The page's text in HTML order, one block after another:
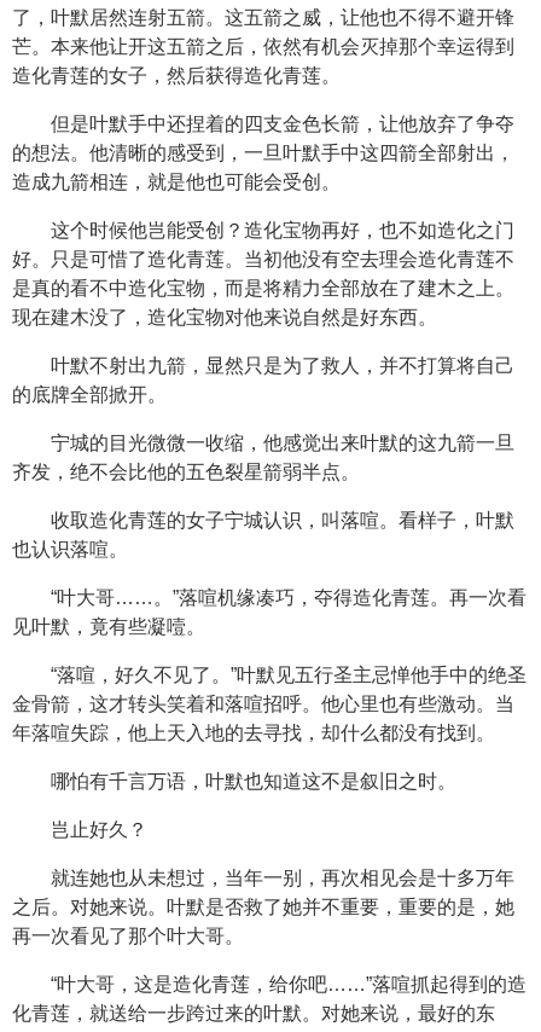
了，叶默居然连射五箭。这五箭之威，让他也不得不避开锋
芒。本来他让开这五箭之后，依然有机会灭掉那个幸运得到
造化青莲的女子，然后获得造化青莲。
但是叶默手中还捏着的四支金色长箭，让他放弃了争夺
的想法。他清晰的感受到，一旦叶默手中这四箭全部射出，
造成九箭相连，就是他也可能会受创。
这个时候他岂能受创？造化宝物再好，也不如造化之门
好。只是可惜了造化青莲。当初他没有空去理会造化青莲不
是真的看不中造化宝物，而是将精力全部放在了建木之上。
现在建木没了，造化宝物对他来说自然是好东西。
叶默不射出九箭，显然只是为了救人，并不打算将自己
的底牌全部掀开。
宁城的目光微微一收缩，他感觉出来叶默的这九箭一旦
齐发，绝不会比他的五色裂星箭弱半点。
收取造化青莲的女子宁城认识，叫落喧。看样子，叶默
也认识落喧。
“叶大哥……。”落喧机缘凑巧，夺得造化青莲。再一次看
见叶默，竟有些凝噎。
“落喧，好久不见了。”叶默见五行圣主忌惮他手中的绝圣
金骨箭，这才转头笑着和落喧招呼。他心里也有些激动。当
年落喧失踪，他上天入地的去寻找，却什么都没有找到。
哪怕有千言万语，叶默也知道这不是叙旧之时。
岂止好久？
就连她也从未想过，当年一别，再次相见会是十多万年
之后。对她来说。叶默是否救了她并不重要，重要的是，她
再一次看见了那个叶大哥。
“叶大哥，这是造化青莲，给你吧……”落喧抓起得到的造
化青莲，就送给一步跨过来的叶默。对她来说，最好的东